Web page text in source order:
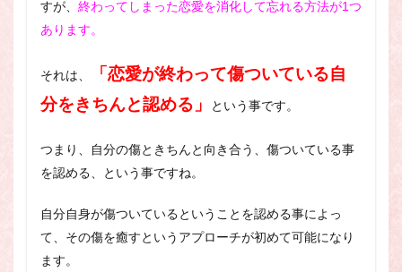
すが、 終わってしまった恋愛を消化して忘れる方法が1つ
あります。
それは、
「恋愛が終わって傷ついている自
分をきちんと認める」
という事です。
つまり、自分の傷ときちんと向き合う、傷ついている事
を認める、という事ですね。
自分自身が傷ついているということを認める事によっ
て、その傷を癒すというアプローチが初めて可能になり
ます。